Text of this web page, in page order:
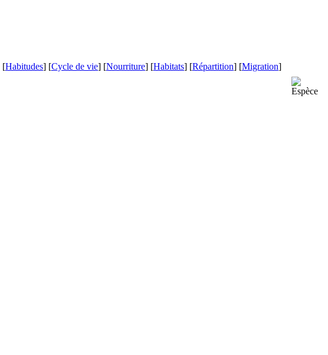
[Habitudes] [Cycle de vie] [Nourriture] [Habitats] [Répartition] [Migration]